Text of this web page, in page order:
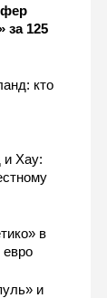
за 125
кто
и Хау:
в
и